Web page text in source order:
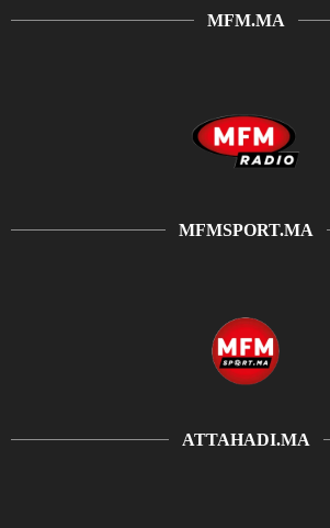
MFM.MA
MFMSPORT.MA
ATTAHADI.MA